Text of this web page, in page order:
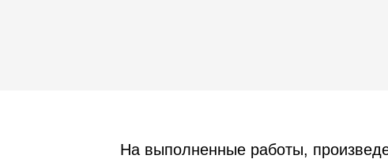
На выполненные работы,